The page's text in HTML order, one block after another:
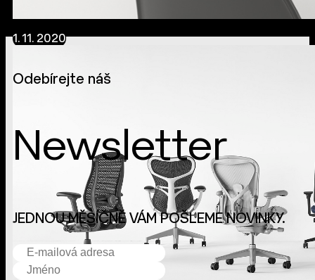
1. 11. 2020
PR PRO ARCHITEKTURU
UNCATEGORIZED @CS
Odebírejte náš
Newsletter
JEDNOU MĚSÍČNĚ VÁM POŠLEME NOVINKY.